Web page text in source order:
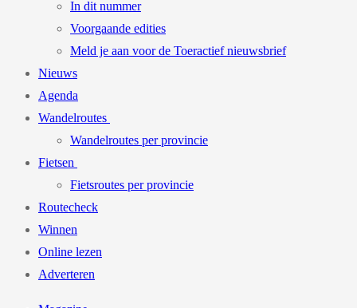
In dit nummer
Voorgaande edities
Meld je aan voor de Toeractief nieuwsbrief
Nieuws
Agenda
Wandelroutes
Wandelroutes per provincie
Fietsen
Fietsroutes per provincie
Routecheck
Winnen
Online lezen
Adverteren